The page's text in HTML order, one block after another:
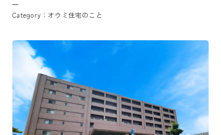
オウミ住宅のこと